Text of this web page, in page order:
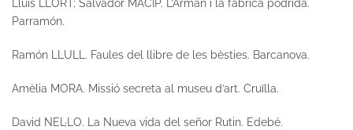
Lluís LLORT; Salvador MACIP. L’Arman i la fàbrica podrida.
Parramón.
Ramón LLULL. Faules del llibre de les bèsties. Barcanova.
Amèlia MORA. Missió secreta al museu d’art. Cruïlla.
David NEL·LO. La Nueva vida del señor Rutin. Edebé.